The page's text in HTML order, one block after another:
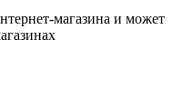
магазина и может